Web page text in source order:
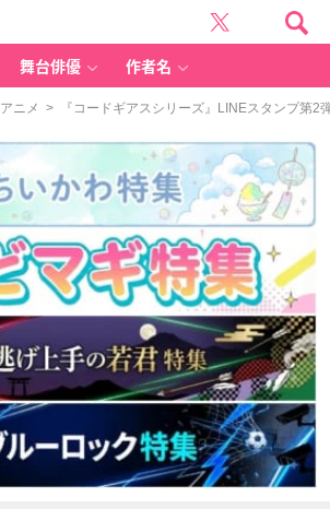
舞台俳優 作者名
アニメ > 『コードギアスシリーズ』LINEスタンプ第2